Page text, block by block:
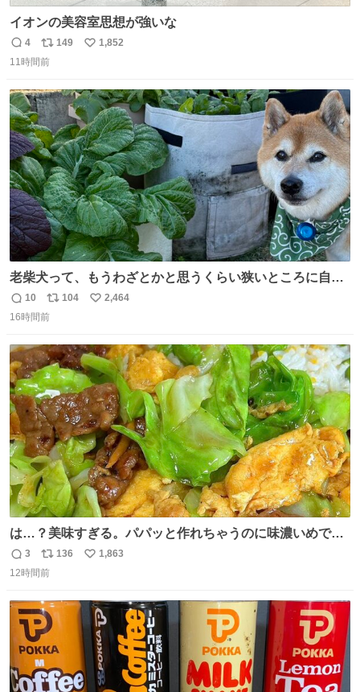
イオンの美容室思想が強いな
返
信
4
リ
ポ
ト
数
149
い
数
1,852
11時間前
老柴犬って、もうわざとかと思うくらい狭いところに自ら
はまりにいくじゃないですか？ 今朝ガーデニングしてる飼
い主の間にはまってきて、最高に可愛かった♥️
返
信
10
リ
ポ
ト
数
104
い
数
2,464
16時間前
は…？美味すぎる。パパッと作れちゃうのに味濃いめで満
足感エグいの天才だろ🥹
返
信
3
リ
ポ
ト
数
136
い
数
1,863
12時間前